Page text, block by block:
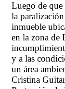
Luego de
la
inmueble
en la zona de
y a las
un área
Cristina